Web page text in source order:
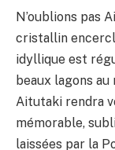
N’oublions pas
cristallin
idyllique est
beaux lagons au
Aitutaki rendra
mémorable,
laissées par la